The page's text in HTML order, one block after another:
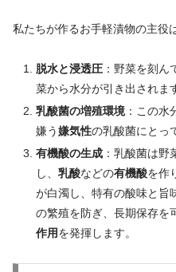
私たちが作るお手軽漬物の主役
脱水と浸透圧：野菜を刻ん
菜から水分が引き出されま
乳酸菌の増殖環境：この水
嫌う嫌気性の乳酸菌にとっ
有機酸の生成：乳酸菌は野
し、 乳酸などの有機酸を作
が白濁し、特有の酸味と旨
の繁殖を防ぎ、長期保存を
作用を発揮します。